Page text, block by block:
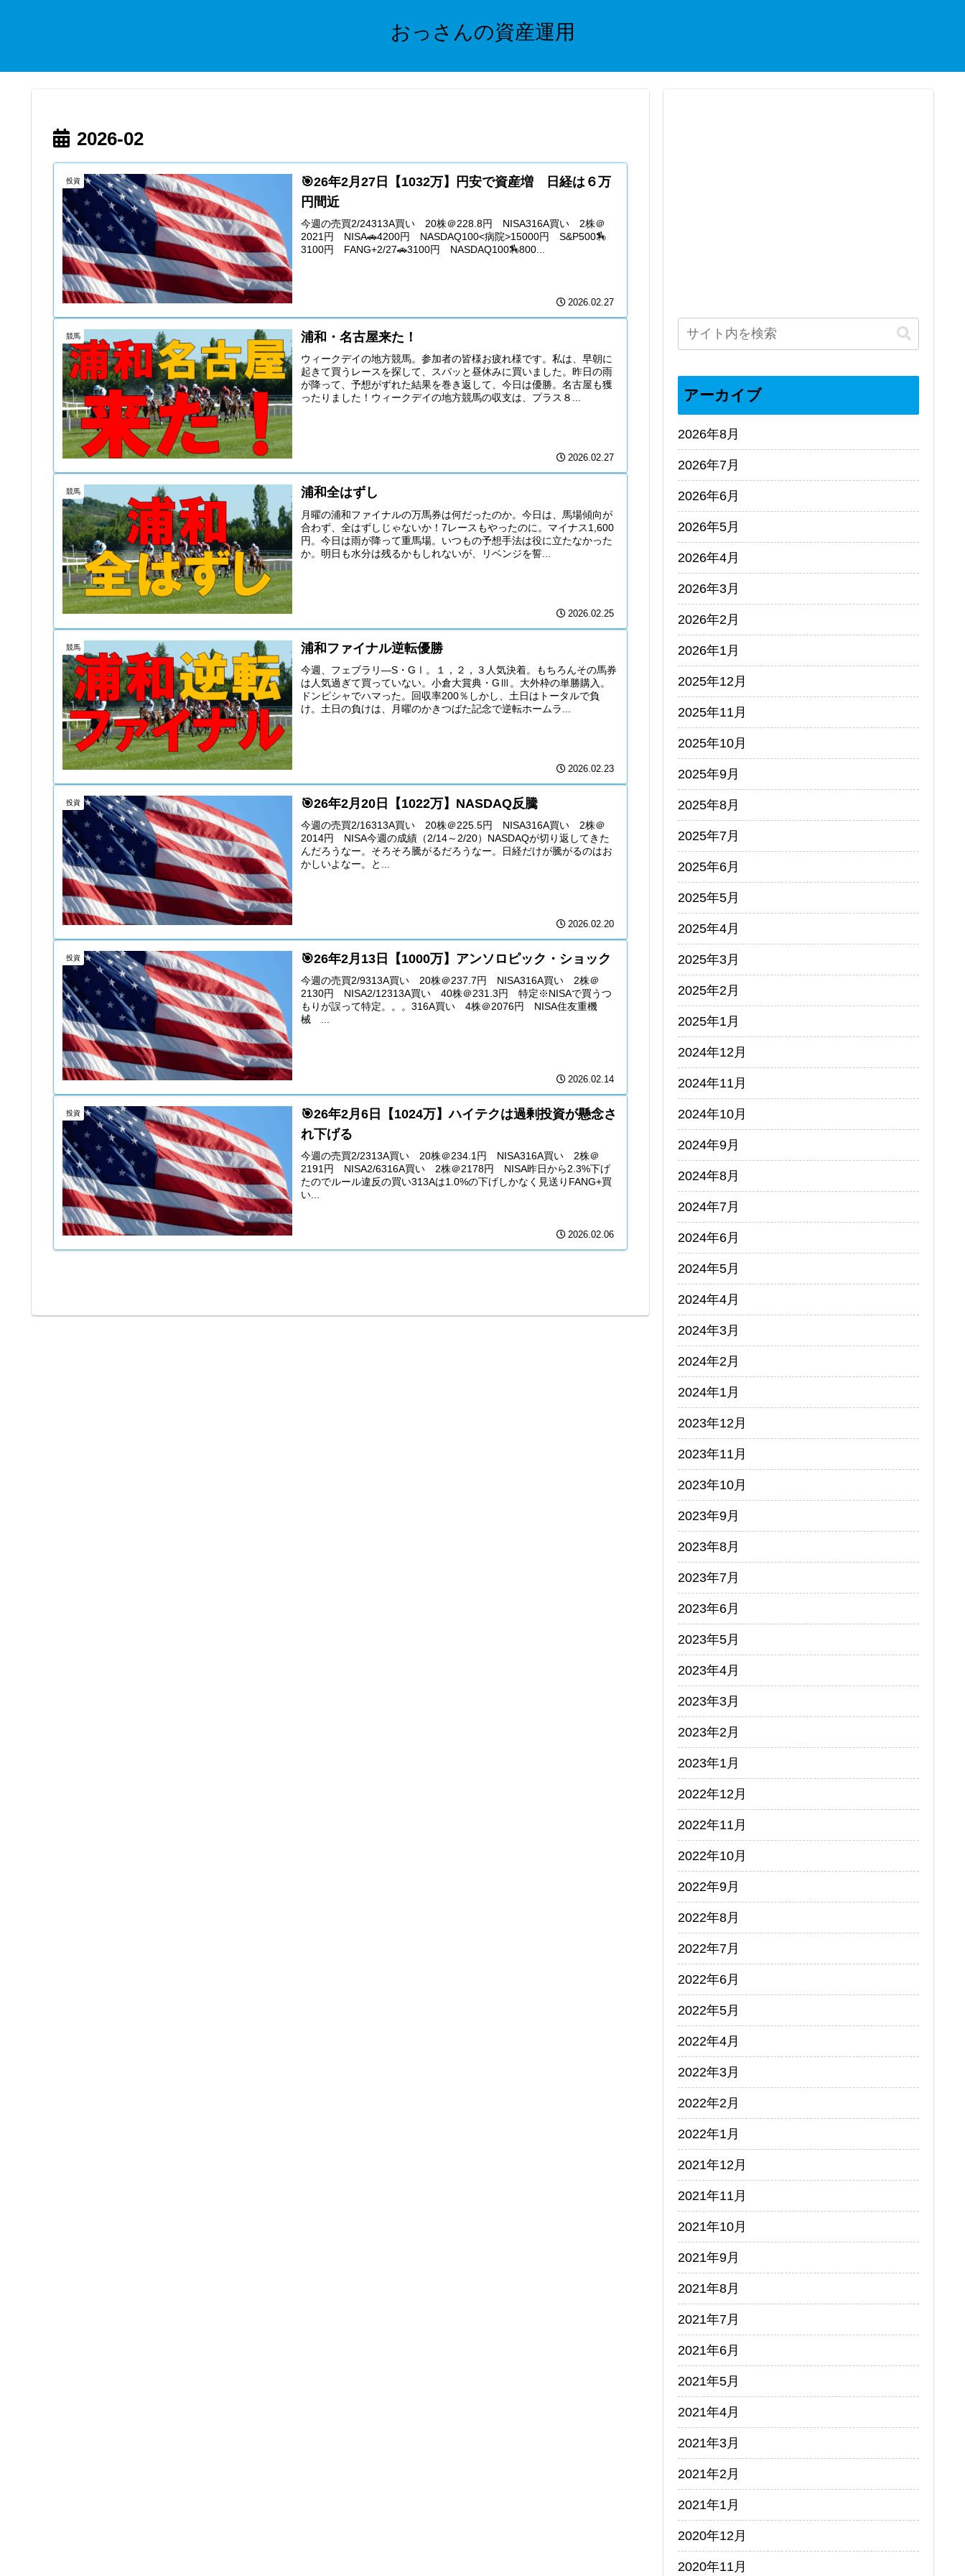
おっさんの資産運用
2026-02
投資
🎯26年2月27日【1032万】円安で資産増 日経は６万
円間近
今週の売買2/24313A買い 20株＠228.8円 NISA316A買い 2株＠
2021円 NISA🚗4200円 NASDAQ100<病院>15000円 S&P500🏇
3100円 FANG+2/27🚗3100円 NASDAQ100🏇800...
2026.02.27
競馬 浦和・名古屋来た！
ウィークデイの地方競馬。参加者の皆様お疲れ様です。私は、早朝に
起きて買うレースを探して、スパッと昼休みに買いました。昨日の雨
が降って、予想がずれた結果を巻き返して、今日は優勝。名古屋も獲
ったりました！ウィークデイの地方競馬の収支は、プラス８...
2026.02.27
競馬 浦和全はずし
月曜の浦和ファイナルの万馬券は何だったのか。今日は、馬場傾向が
合わず、全はずしじゃないか！7レースもやったのに。マイナス1,600
円。今日は雨が降って重馬場。いつもの予想手法は役に立たなかった
か。明日も水分は残るかもしれないが、リベンジを誓...
2026.02.25
競馬 浦和ファイナル逆転優勝
今週、フェブラリ―S・GⅠ。１，２，３人気決着。もちろんその馬券
は人気過ぎて買っていない。小倉大賞典・GⅢ。大外枠の単勝購入。
ドンピシャでハマった。回収率200％しかし、土日はトータルで負
け。土日の負けは、月曜のかきつばた記念で逆転ホームラ...
2026.02.23
投資 🎯26年2月20日【1022万】NASDAQ反騰
今週の売買2/16313A買い 20株＠225.5円 NISA316A買い 2株＠
2014円 NISA今週の成績（2/14～2/20）NASDAQが切り返してきた
んだろうなー。そろそろ騰がるだろうなー。日経だけが騰がるのはお
かしいよなー。と...
2026.02.20
投資 🎯26年2月13日【1000万】アンソロピック・ショック
今週の売買2/9313A買い 20株＠237.7円 NISA316A買い 2株＠
2130円 NISA2/12313A買い 40株＠231.3円 特定※NISAで買うつ
もりが誤って特定。。。316A買い 4株＠2076円 NISA住友重機
械 ...
2026.02.14
投資
🎯26年2月6日【1024万】ハイテクは過剰投資が懸念さ
れ下げる
今週の売買2/2313A買い 20株＠234.1円 NISA316A買い 2株＠
2191円 NISA2/6316A買い 2株＠2178円 NISA昨日から2.3%下げ
たのでルール違反の買い313Aは1.0%の下げしかなく見送りFANG+買
い...
2026.02.06
アーカイブ
2026年8月
2026年7月
2026年6月
2026年5月
2026年4月
2026年3月
2026年2月
2026年1月
2025年12月
2025年11月
2025年10月
2025年9月
2025年8月
2025年7月
2025年6月
2025年5月
2025年4月
2025年3月
2025年2月
2025年1月
2024年12月
2024年11月
2024年10月
2024年9月
2024年8月
2024年7月
2024年6月
2024年5月
2024年4月
2024年3月
2024年2月
2024年1月
2023年12月
2023年11月
2023年10月
2023年9月
2023年8月
2023年7月
2023年6月
2023年5月
2023年4月
2023年3月
2023年2月
2023年1月
2022年12月
2022年11月
2022年10月
2022年9月
2022年8月
2022年7月
2022年6月
2022年5月
2022年4月
2022年3月
2022年2月
2022年1月
2021年12月
2021年11月
2021年10月
2021年9月
2021年8月
2021年7月
2021年6月
2021年5月
2021年4月
2021年3月
2021年2月
2021年1月
2020年12月
2020年11月